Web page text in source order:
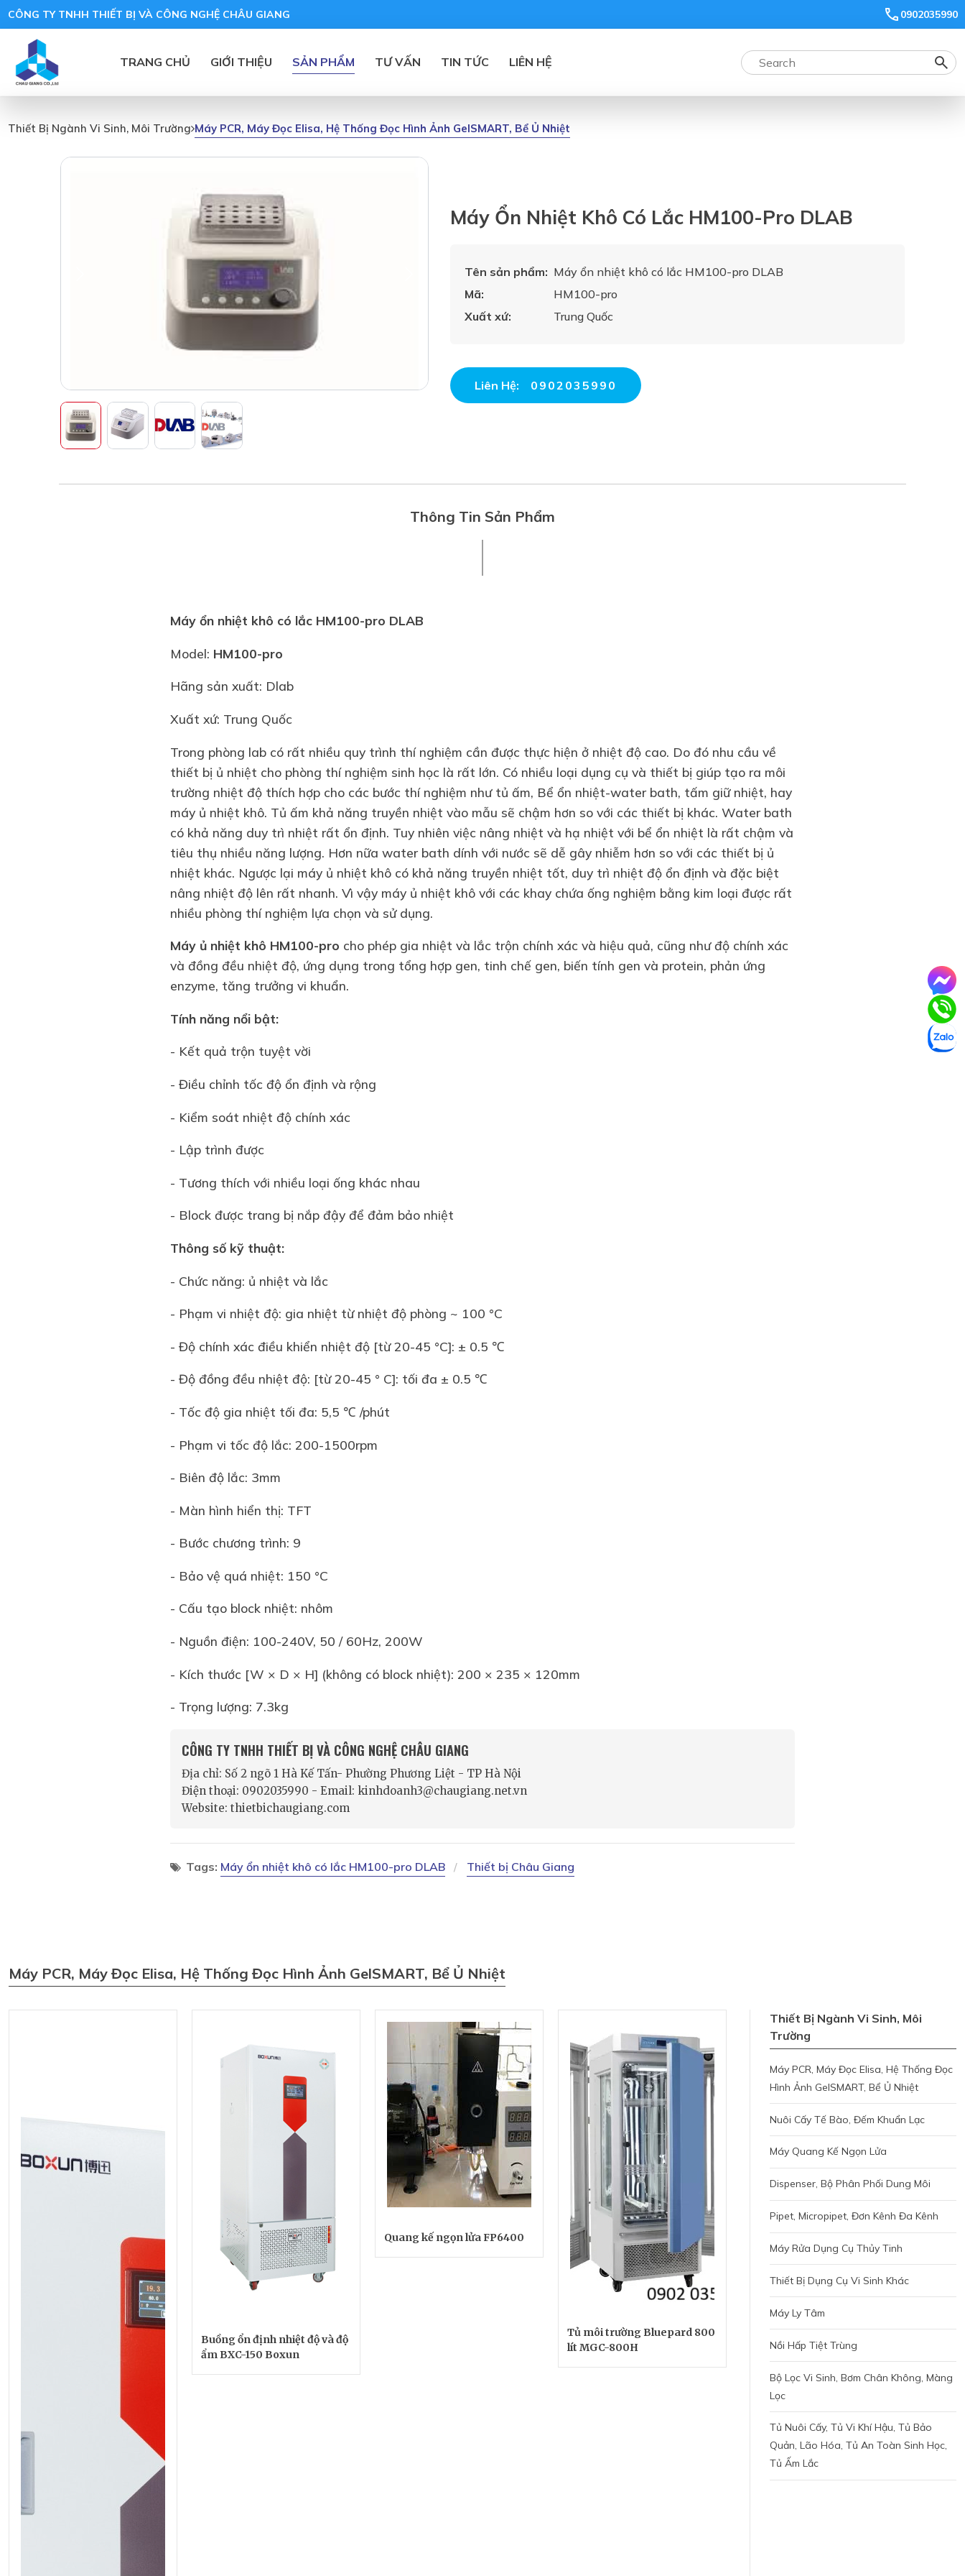
CÔNG TY TNHH THIẾT BỊ VÀ CÔNG NGHỆ CHÂU GIANG 0902035990
TRANG CHỦ GIỚI THIỆU SẢN PHẨM TƯ VẤN TIN TỨC LIÊN HỆ
Thiết Bị Ngành Vi Sinh, Môi Trường Máy PCR, Máy Đọc Elisa, Hệ Thống Đọc Hình Ảnh GelSMART, Bể Ủ Nhiệt
Máy Ổn Nhiệt Khô Có Lắc HM100-Pro DLAB
Tên sản phẩm: Máy ổn nhiệt khô có lắc HM100-pro DLAB
Mã:
HM100-pro
Xuất xứ:
Trung Quốc
Liên Hệ: 0902035990
Thông Tin Sản Phẩm
Máy ổn nhiệt khô có lắc HM100-pro DLAB
Model: HM100-pro
Hãng sản xuất: Dlab
Xuất xứ: Trung Quốc
Trong phòng lab có rất nhiều quy trình thí nghiệm cần được thực hiện ở nhiệt độ cao. Do đó nhu cầu về
thiết bị ủ nhiệt cho phòng thí nghiệm sinh học là rất lớn. Có nhiều loại dụng cụ và thiết bị giúp tạo ra môi
trường nhiệt độ thích hợp cho các bước thí nghiệm như tủ ấm, Bể ổn nhiệt-water bath, tấm giữ nhiệt, hay
máy ủ nhiệt khô. Tủ ấm khả năng truyền nhiệt vào mẫu sẽ chậm hơn so với các thiết bị khác. Water bath
có khả năng duy trì nhiệt rất ổn định. Tuy nhiên việc nâng nhiệt và hạ nhiệt với bể ổn nhiệt là rất chậm và
tiêu thụ nhiều năng lượng. Hơn nữa water bath dính với nước sẽ dễ gây nhiễm hơn so với các thiết bị ủ
nhiệt khác. Ngược lại máy ủ nhiệt khô có khả năng truyền nhiệt tốt, duy trì nhiệt độ ổn định và đặc biệt
nâng nhiệt độ lên rất nhanh. Vì vậy máy ủ nhiệt khô với các khay chứa ống nghiệm bằng kim loại được rất
nhiều phòng thí nghiệm lựa chọn và sử dụng.
Máy ủ nhiệt khô HM100-pro cho phép gia nhiệt và lắc trộn chính xác và hiệu quả, cũng như độ chính xác
và đồng đều nhiệt độ, ứng dụng trong tổng hợp gen, tinh chế gen, biến tính gen và protein, phản ứng
enzyme, tăng trưởng vi khuẩn.
Tính năng nổi bật:
- Kết quả trộn tuyệt vời
- Điều chỉnh tốc độ ổn định và rộng
- Kiểm soát nhiệt độ chính xác
- Lập trình được
- Tương thích với nhiều loại ống khác nhau
- Block được trang bị nắp đậy để đảm bảo nhiệt
Thông số kỹ thuật:
- Chức năng: ủ nhiệt và lắc
- Phạm vi nhiệt độ: gia nhiệt từ nhiệt độ phòng ~ 100 °C
- Độ chính xác điều khiển nhiệt độ [từ 20-45 °C]: ± 0.5 ℃
- Độ đồng đều nhiệt độ: [từ 20-45 ° C]: tối đa ± 0.5 ℃
- Tốc độ gia nhiệt tối đa: 5,5 ℃ /phút
- Phạm vi tốc độ lắc: 200-1500rpm
- Biên độ lắc: 3mm
- Màn hình hiển thị: TFT
- Bước chương trình: 9
- Bảo vệ quá nhiệt: 150 °C
- Cấu tạo block nhiệt: nhôm
- Nguồn điện: 100-240V, 50 / 60Hz, 200W
- Kích thước [W × D × H] (không có block nhiệt): 200 × 235 × 120mm
- Trọng lượng: 7.3kg
CÔNG TY TNHH THIẾT BỊ VÀ CÔNG NGHỆ CHÂU GIANG
Địa chỉ: Số 2 ngõ 1 Hà Kế Tấn- Phường Phương Liệt - TP Hà Nội
Điện thoại: 0902035990 - Email: kinhdoanh3@chaugiang.net.vn
Website: thietbichaugiang.com
Tags: Máy ổn nhiệt khô có lắc HM100-pro DLAB Thiết bị Châu Giang
Máy PCR, Máy Đọc Elisa, Hệ Thống Đọc Hình Ảnh GelSMART, Bể Ủ Nhiệt
Buồng ổn định nhiệt độ và độ
ẩm BXC-150 Boxun
Quang kế ngọn lửa FP6400
Tủ môi trường Bluepard 800
lít MGC-800H
Thiết Bị Ngành Vi Sinh, Môi
Trường
Máy PCR, Máy Đọc Elisa, Hệ Thống Đọc
Hình Ảnh GelSMART, Bể Ủ Nhiệt
Nuôi Cấy Tế Bào, Đếm Khuẩn Lạc
Máy Quang Kế Ngọn Lửa
Dispenser, Bộ Phân Phối Dung Môi
Pipet, Micropipet, Đơn Kênh Đa Kênh
Máy Rửa Dụng Cụ Thủy Tinh
Thiết Bị Dụng Cụ Vi Sinh Khác
Máy Ly Tâm
Nồi Hấp Tiệt Trùng
Bộ Lọc Vi Sinh, Bơm Chân Không, Màng
Lọc
Tủ Nuôi Cấy, Tủ Vi Khí Hậu, Tủ Bảo
Quản, Lão Hóa, Tủ An Toàn Sinh Học,
Tủ Ấm Lắc